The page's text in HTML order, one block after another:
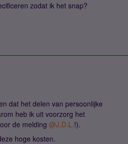
zodat ik het snap?
dat het delen van persoonlijke
heb ik uit voorzorg het
de melding @J.D.L.!).
hoge kosten.